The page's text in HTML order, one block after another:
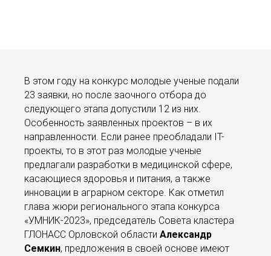
В этом году на конкурс молодые ученые подали
23 заявки, но после заочного отбора до
следующего этапа допустили 12 из них.
Особенность заявленных проектов – в их
направленности. Если ранее преобладали IT-
проекты, то в этот раз молодые ученые
предлагали разработки в медицинской сфере,
касающиеся здоровья и питания, а также
инновации в аграрном секторе. Как отметил
глава жюри регионального этапа конкурса
«УМНИК-2023», председатель Совета кластера
ГЛОНАСС Орловской области Александр
Семкин, предложения в своей основе имеют